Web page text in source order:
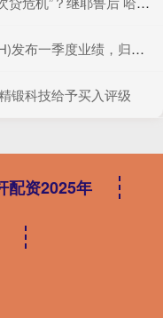
利润122.42亿元，同比增长391.78%
锻科技给予买入评级
配资2025年